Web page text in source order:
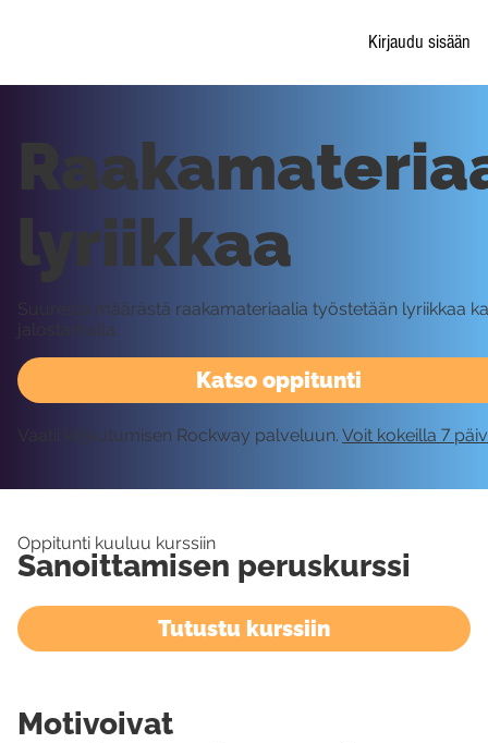
Kirjaudu sisään
Katso oppitunti
lyriikkaa
Suuresta määrästä raakamateriaalia työstetään lyriikkaa
jalostamalla.
Vaatii kirjautumisen Rockway palveluun. Voit kokeilla 7
Oppitunti kuuluu kurssiin
Sanoittamisen peruskurssi
Tutustu kurssiin
Motivoivat